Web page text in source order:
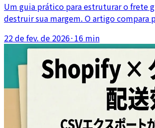
Um guia prático para estruturar o frete
destruir sua margem. O artigo compara
cobrado separadamente, com exemplos
lojas Shopify.
22 de fev. de 2026· 16 min